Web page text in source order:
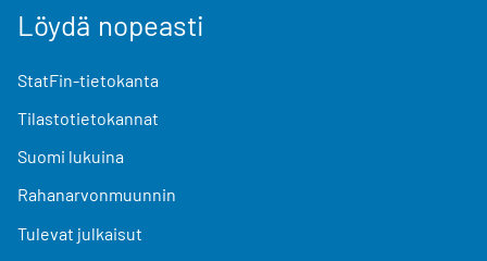
Löydä nopeasti
StatFin-tietokanta
Tilastotietokannat
Suomi lukuina
Rahanarvonmuunnin
Tulevat julkaisut